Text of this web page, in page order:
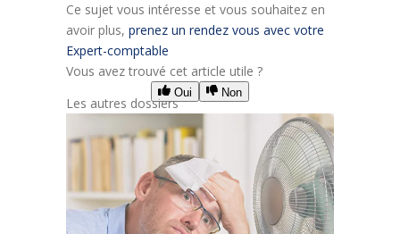
Ce sujet vous intéresse et vous souhaitez en
avoir plus, prenez un rendez vous avec votre
Expert-comptable
Vous avez trouvé cet article utile ?
Oui Non
Les autres dossiers